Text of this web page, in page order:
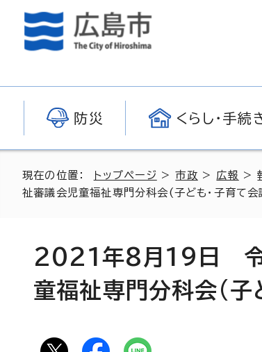
防災 くらし・手続
現在の位置： トップページ >市政 > 広報 >
祉審議会児童福祉専門分科会(子ども・子育て
2021年8月19日 令
童福祉専門分科会(子